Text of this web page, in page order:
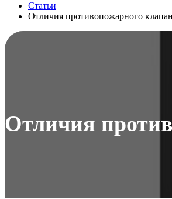
Статьи
Отличия противопожарного
Отличия